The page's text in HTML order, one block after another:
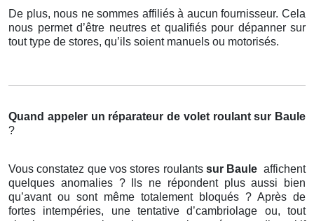
De plus, nous ne sommes affiliés à aucun fournisseur. Cela
nous permet d’être neutres et qualifiés pour dépanner sur
tout type de stores, qu’ils soient manuels ou motorisés.
Quand appeler un réparateur de volet roulant sur Baule
?
Vous constatez que vos stores roulants sur Baule affichent
quelques anomalies ? Ils ne répondent plus aussi bien
qu’avant ou sont même totalement bloqués ? Après de
fortes intempéries, une tentative d’cambriolage ou, tout